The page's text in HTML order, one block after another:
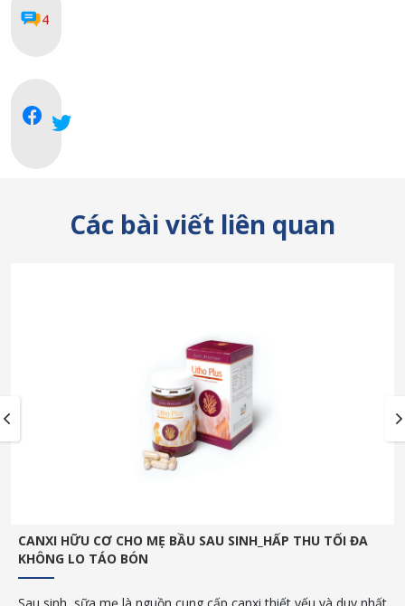
4
Các bài viết liên quan
CANXI HỮU CƠ CHO MẸ BẦU SAU SINH_HẤP THU TỐI ĐA
KHÔNG LO TÁO BÓN